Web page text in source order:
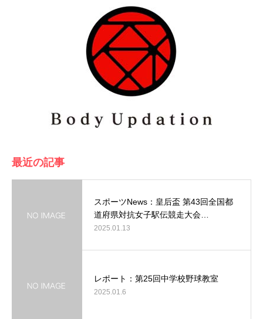
最近の記事
スポーツNews：皇后盃 第43回全国都
道府県対抗女子駅伝競走大会…
2025.01.13
レポート：第25回中学校野球教室
2025.01.6